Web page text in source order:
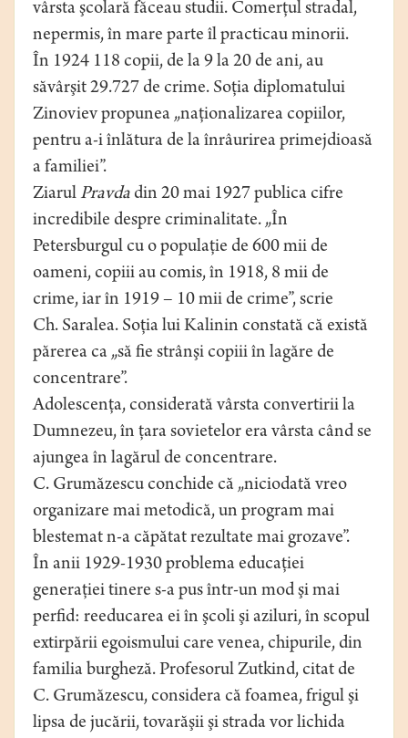
vârsta şcolară făceau studii. Comerţul stradal,
nepermis, în mare parte îl practicau minorii.
În 1924 118 copii, de la 9 la 20 de ani, au
săvârşit 29.727 de crime. Soţia diplomatului
Zinoviev propunea „naţionalizarea copiilor,
pentru a-i înlătura de la înrâurirea primejdioasă
a familiei”.
ZiarulPravda din 20 mai 1927 publica cifre
incredibile despre criminalitate. „În
Petersburgul cu o populaţie de 600 mii de
oameni, copiii au comis, în 1918, 8 mii de
crime, iar în 1919 – 10 mii de crime”, scrie
Ch. Saralea. Soţia lui Kalinin constată că există
părerea ca „să fie strânşi copiii în lagăre de
concentrare”.
Adolescenţa, considerată vârsta convertirii la
Dumnezeu, în ţara sovietelor era vârsta când se
ajungea în lagărul de concentrare.
C. Grumăzescu conchide că „niciodată vreo
organizare mai metodică, un program mai
blestemat n-a căpătat rezultate mai grozave”.
În anii 1929-1930 problema educaţiei
generaţiei tinere s-a pus într-un mod şi mai
perfid: reeducarea ei în şcoli şi aziluri, în scopul
extirpării egoismului care venea, chipurile, din
familia burgheză. Profesorul Zutkind, citat de
C. Grumăzescu, considera că foamea, frigul şi
lipsa de jucării, tovarăşii şi strada vor lichida